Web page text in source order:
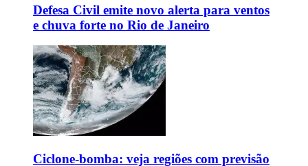
Defesa Civil emite novo alerta para ventos
e chuva forte no Rio de Janeiro
Ciclone-bomba: veja regiões com previsão